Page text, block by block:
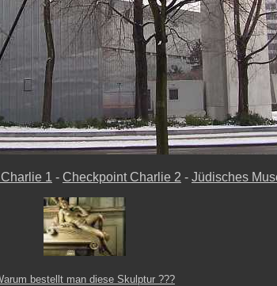
1 - Checkpoint Charlie 2 - Jüdisches
bestellt man diese Skulptur ???